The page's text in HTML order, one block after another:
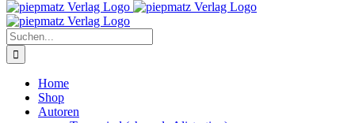
Suche
nach:
Home
Shop
Autoren